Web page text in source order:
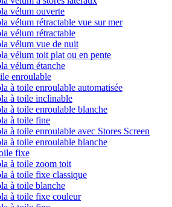
vélum ouverte
vélum rétractable vue sur mer
vélum rétractable
vélum vue de nuit
vélum toit plat ou en pente
vélum étanche
enroulable
à toile enroulable automatisée
à toile inclinable
à toile enroulable blanche
à toile fine
à toile enroulable avec Stores Screen
à toile enroulable blanche
fixe
à toile zoom toit
à toile fixe classique
à toile blanche
à toile fixe couleur